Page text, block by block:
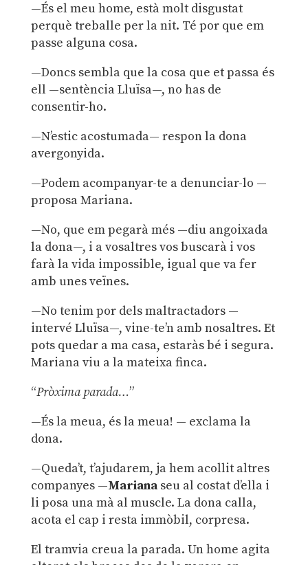
—És el meu home, està molt disgustat
perquè treballe per la nit. Té por que em
passe alguna cosa.
—Doncs sembla que la cosa que et passa és
ell —sentència Lluïsa—, no has de
consentir-ho.
—N’estic acostumada— respon la dona
avergonyida.
—Podem acompanyar-te a denunciar-lo —
proposa Mariana.
—No, que em pegarà més —diu angoixada
la dona—, i a vosaltres vos buscarà i vos
farà la vida impossible, igual que va fer
amb unes veïnes.
—No tenim por dels maltractadors —
intervé Lluïsa—, vine-te’n amb nosaltres. Et
pots quedar a ma casa, estaràs bé i segura.
Mariana viu a la mateixa finca.
“Pròxima parada…”
—És la meua, és la meua! — exclama la
dona.
—Queda’t, t’ajudarem, ja hem acollit altres
companyes —Marianaseu al costat d’ella i
li posa una mà al muscle. La dona calla,
acota el cap i resta immòbil, corpresa.
El tramvia creua la parada. Un home agita